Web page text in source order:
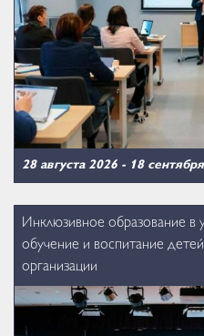
28 августа 2026 - 18
Инклюзивное образование в
обучение и воспитание
организации